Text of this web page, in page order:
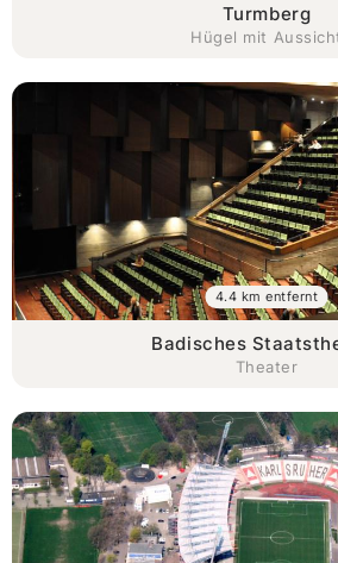
Turmberg
Hügel mit
Badisches
Theater
4.4 km entfernt